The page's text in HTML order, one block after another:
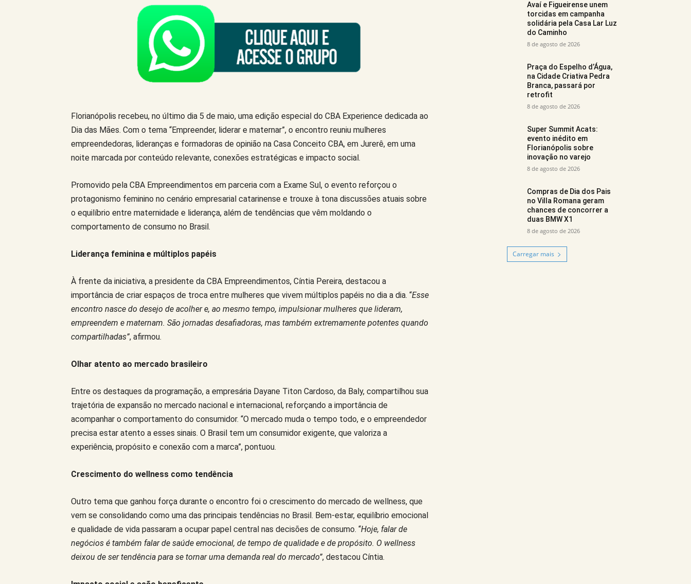
Florianópolis recebeu, no último dia 5 de maio, uma edição especial do CBA Experience dedicada ao
Dia das Mães. Com o tema “Empreender, liderar e maternar”, o encontro reuniu mulheres
empreendedoras, lideranças e formadoras de opinião na Casa Conceito CBA, em Jurerê, em uma
noite marcada por conteúdo relevante, conexões estratégicas e impacto social.
Promovido pela CBA Empreendimentos em parceria com a Exame Sul, o evento reforçou o
protagonismo feminino no cenário empresarial catarinense e trouxe à tona discussões atuais sobre
o equilíbrio entre maternidade e liderança, além de tendências que vêm moldando o
comportamento de consumo no Brasil.
Liderança feminina e múltiplos papéis
À frente da iniciativa, a presidente da CBA Empreendimentos, Cíntia Pereira, destacou a
importância de criar espaços de troca entre mulheres que vivem múltiplos papéis no dia a dia. “Esse
encontro nasce do desejo de acolher e, ao mesmo tempo, impulsionar mulheres que lideram,
empreendem e maternam. São jornadas desafiadoras, mas também extremamente potentes quando
compartilhadas”, afirmou.
Olhar atento ao mercado brasileiro
Entre os destaques da programação, a empresária Dayane Titon Cardoso, da Baly, compartilhou sua
trajetória de expansão no mercado nacional e internacional, reforçando a importância de
acompanhar o comportamento do consumidor. “O mercado muda o tempo todo, e o empreendedor
precisa estar atento a esses sinais. O Brasil tem um consumidor exigente, que valoriza a
experiência, propósito e conexão com a marca”, pontuou.
Crescimento do wellness como tendência
Outro tema que ganhou força durante o encontro foi o crescimento do mercado de wellness, que
vem se consolidando como uma das principais tendências no Brasil. Bem-estar, equilíbrio emocional
e qualidade de vida passaram a ocupar papel central nas decisões de consumo. “Hoje, falar de
negócios é também falar de saúde emocional, de tempo de qualidade e de propósito. O wellness
deixou de ser tendência para se tornar uma demanda real do mercado”, destacou Cíntia.
Avaí e Figueirense unem
torcidas em campanha
solidária pela Casa Lar Luz
do Caminho
8 de agosto de 2026
Praça do Espelho d’Água,
na Cidade Criativa Pedra
Branca, passará por
retrofit
8 de agosto de 2026
Super Summit Acats:
evento inédito em
Florianópolis sobre
inovação no varejo
8 de agosto de 2026
Compras de Dia dos Pais
no Villa Romana geram
chances de concorrer a
duas BMW X1
8 de agosto de 2026
Carregar mais